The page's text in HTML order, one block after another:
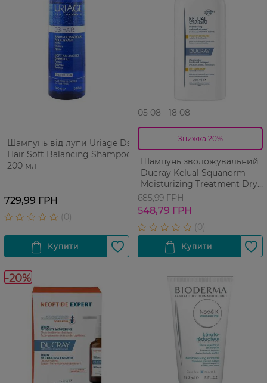
Шампунь від лупи Uriage Ds
Hair Soft Balancing Shampoo
200 мл
729,99 ГРН
05 08 - 18 08
Знижка 20%
Шампунь зволожувальний
Ducray Kelual Squanorm
Moisturizing Treatment Dry
Dandruff проти сухої лупи
200 мл
685,99 ГРН
548,79 ГРН
-20%